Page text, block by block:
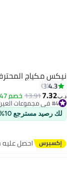
نيكس مكياج
4.3
3
د.ب‏7.32
13.91خصم 47% #4 في مجموعات العين والحواجب
تم بيع +10 مؤخرًا
#4 في مجموعات العين والحواجب
لك رصيد مسترجع 10%
احصل عليه